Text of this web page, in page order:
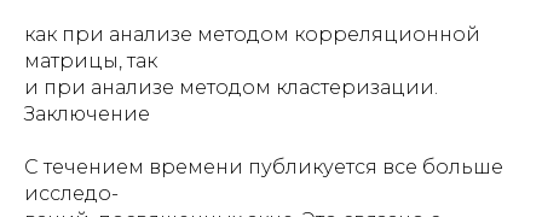
как при анализе методом корреляционной
матрицы, так
и при анализе методом кластеризации.
Заключение
С течением времени публикуется все больше
исследо-